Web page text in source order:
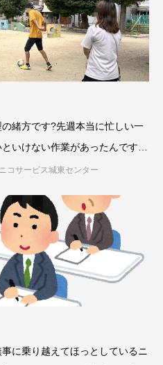
緒方です?先週本当に忙しい一
いけない作業があったんですよ
コサービス城東センター
に乗り越えてほっとしているニ